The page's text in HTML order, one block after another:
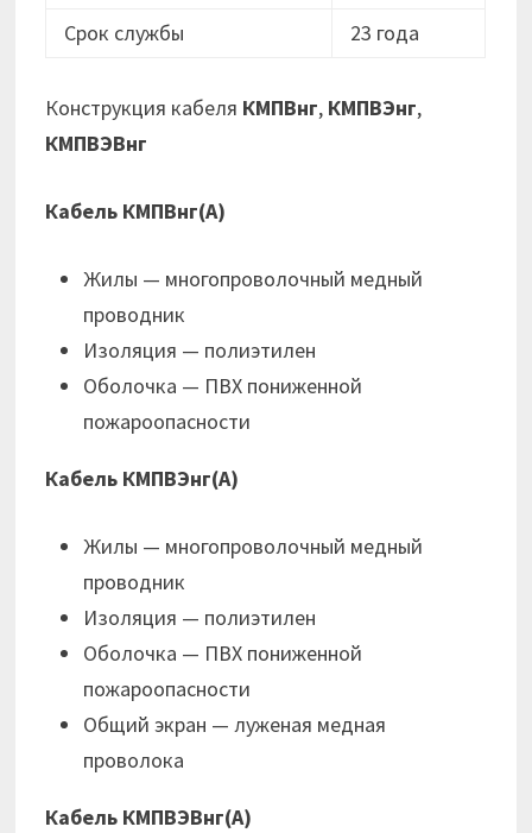
Срок службы 23 года
Конструкция кабеля КМПВнг, КМПВЭнг,
КМПВЭВнг
Кабель КМПВнг(А)
Жилы — многопроволочный медный
проводник
Изоляция — полиэтилен
Оболочка — ПВХ пониженной
пожароопасности
Кабель КМПВЭнг(А)
Жилы — многопроволочный медный
проводник
Изоляция — полиэтилен
Оболочка — ПВХ пониженной
пожароопасности
Общий экран — луженая медная
проволока
Кабель КМПВЭВнг(А)